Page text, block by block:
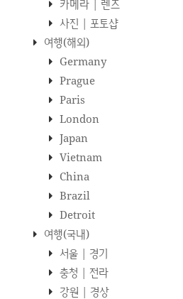
카메라 | 렌즈
사진 | 포토샵
여행(해외)
Germany
Prague
Paris
London
Japan
Vietnam
China
Brazil
Detroit
여행(국내)
서울 | 경기
충청 | 전라
강원 | 경상